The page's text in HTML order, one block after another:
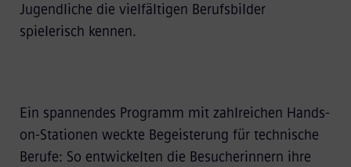
Jugendliche die vielfältigen Berufsbilder
spielerisch kennen.
Ein spannendes Programm mit zahlreichen Hands-
on-Stationen weckte Begeisterung für technische
Berufe: So entwickelten die Besucherinnern ihre